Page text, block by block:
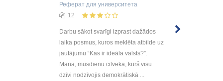
Реферат для университета
12
Darbu sākot svarīgi izprast dažādos
laika posmus, kuros meklēta atbilde uz
jautājumu “Kas ir ideāla valsts?”.
Manā, mūsdienu cilvēka, kurš visu
dzīvi nodzīvojis demokrātiskā ...